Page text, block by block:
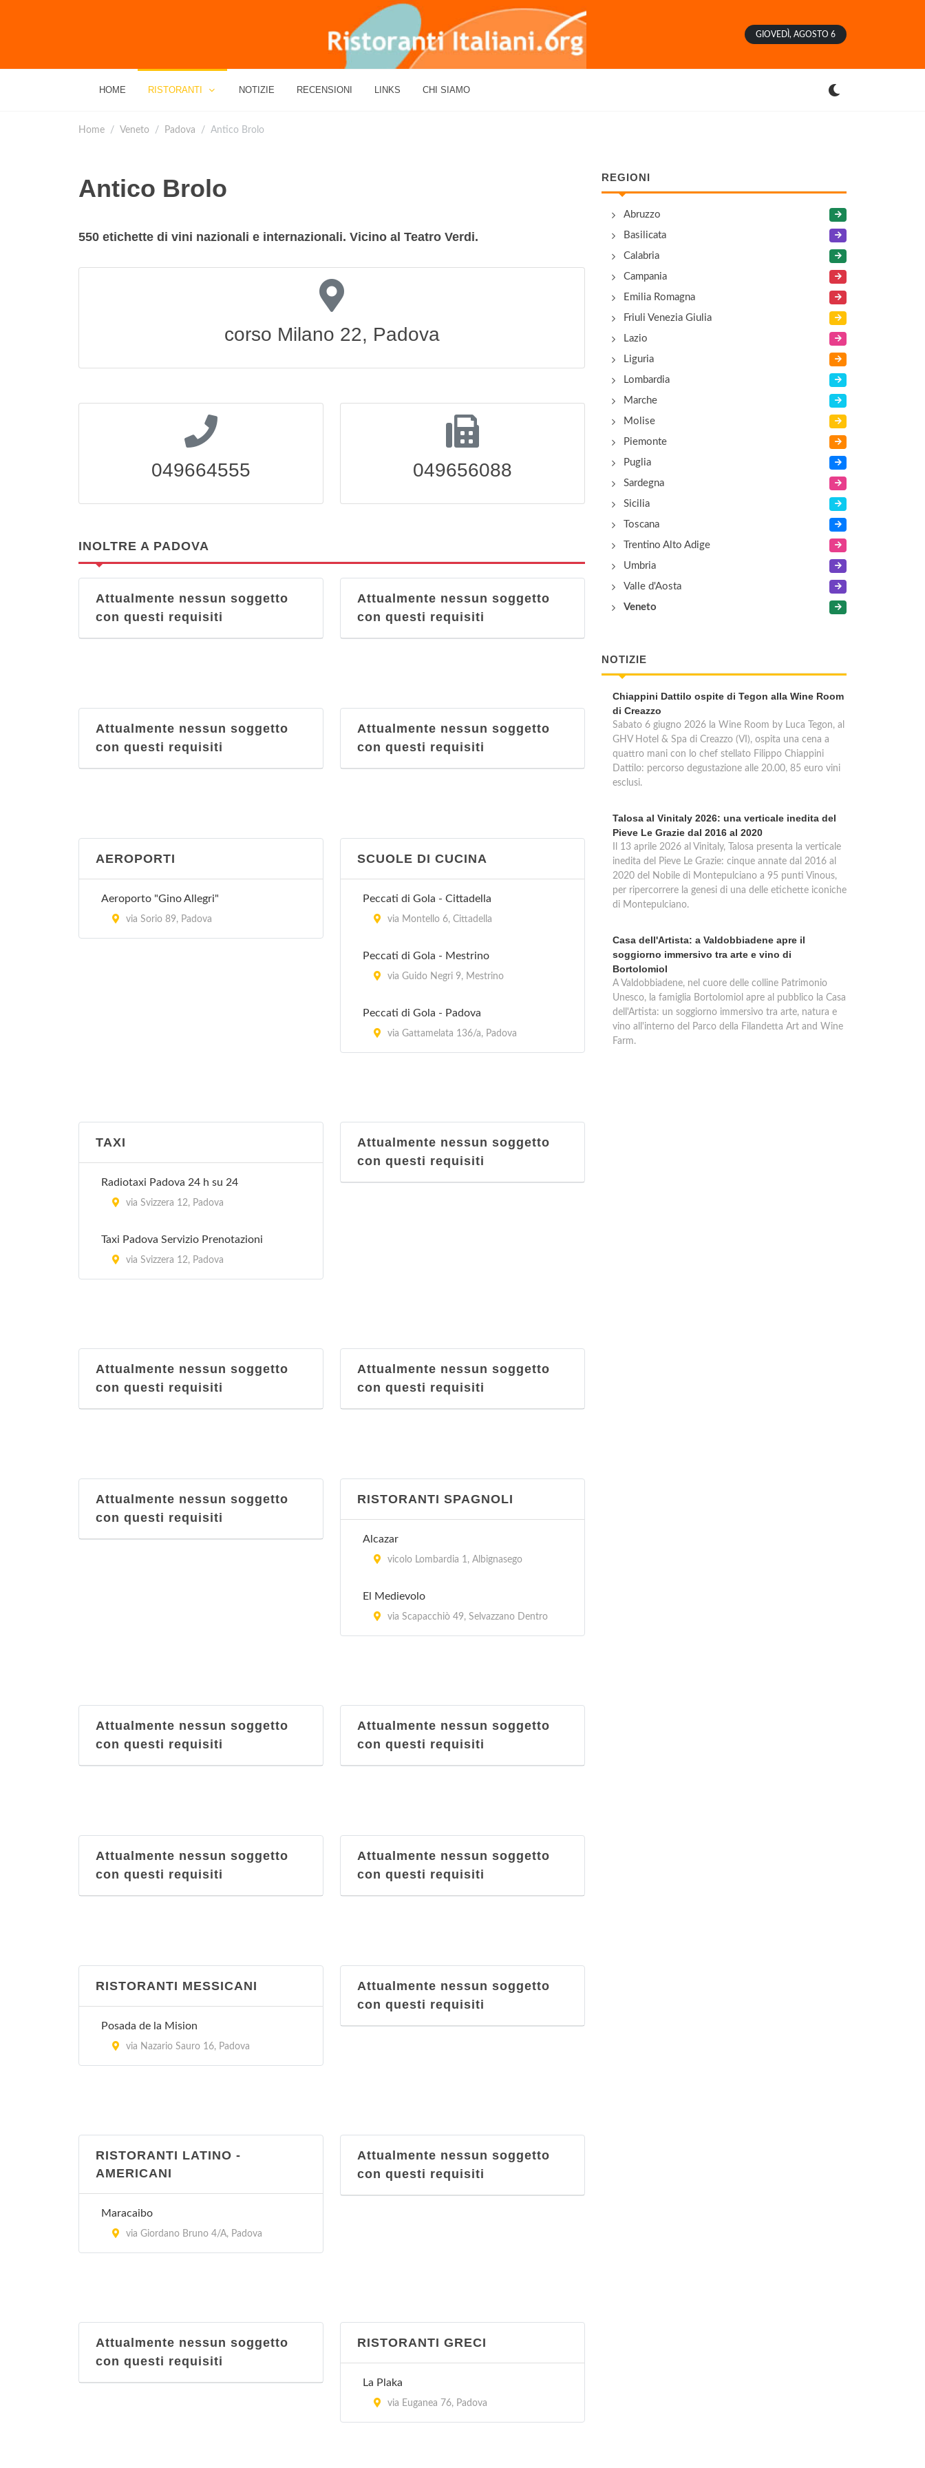
GIOVEDÌ, AGOSTO 6
HOME RISTORANTI NOTIZIE RECENSIONI LINKS CHI SIAMO
Home Veneto Padova Antico Brolo
Antico Brolo
550 etichette di vini nazionali e internazionali. Vicino al Teatro Verdi.
corso Milano 22, Padova
049664555 049656088
INOLTRE A PADOVA
Attualmente nessun soggetto
con questi requisiti
Attualmente nessun soggetto
con questi requisiti
Attualmente nessun soggetto
con questi requisiti
Attualmente nessun soggetto
con questi requisiti
AEROPORTI
Aeroporto "Gino Allegri"
via Sorio 89, Padova
SCUOLE DI CUCINA
Peccati di Gola - Cittadella
via Montello 6, Cittadella
Peccati di Gola - Mestrino
via Guido Negri 9, Mestrino
Peccati di Gola - Padova
via Gattamelata 136/a, Padova
TAXI
Radiotaxi Padova 24 h su 24
via Svizzera 12, Padova
Taxi Padova Servizio Prenotazioni
via Svizzera 12, Padova
Attualmente nessun soggetto
con questi requisiti
Attualmente nessun soggetto
con questi requisiti
Attualmente nessun soggetto
con questi requisiti
Attualmente nessun soggetto
con questi requisiti
RISTORANTI SPAGNOLI
Alcazar
vicolo Lombardia 1, Albignasego
El Medievolo
via Scapacchiò 49, Selvazzano Dentro
Attualmente nessun soggetto
con questi requisiti
Attualmente nessun soggetto
con questi requisiti
Attualmente nessun soggetto
con questi requisiti
Attualmente nessun soggetto
con questi requisiti
RISTORANTI MESSICANI
Posada de la Mision
via Nazario Sauro 16, Padova
Attualmente nessun soggetto
con questi requisiti
RISTORANTI LATINO -
AMERICANI
Maracaibo
via Giordano Bruno 4/A, Padova
Attualmente nessun soggetto
con questi requisiti
Attualmente nessun soggetto
con questi requisiti
RISTORANTI GRECI
La Plaka
via Euganea 76, Padova
REGIONI
Abruzzo
Basilicata
Calabria
Campania
Emilia Romagna
Friuli Venezia Giulia
Lazio
Liguria
Lombardia
Marche
Molise
Piemonte
Puglia
Sardegna
Sicilia
Toscana
Trentino Alto Adige
Umbria
Valle d'Aosta
Veneto
NOTIZIE
Chiappini Dattilo ospite di Tegon alla Wine Room
di Creazzo
Sabato 6 giugno 2026 la Wine Room by Luca Tegon, al
GHV Hotel & Spa di Creazzo (VI), ospita una cena a
quattro mani con lo chef stellato Filippo Chiappini
Dattilo: percorso degustazione alle 20.00, 85 euro vini
esclusi.
Talosa al Vinitaly 2026: una verticale inedita del
Pieve Le Grazie dal 2016 al 2020
Il 13 aprile 2026 al Vinitaly, Talosa presenta la verticale
inedita del Pieve Le Grazie: cinque annate dal 2016 al
2020 del Nobile di Montepulciano a 95 punti Vinous,
per ripercorrere la genesi di una delle etichette iconiche
di Montepulciano.
Casa dell'Artista: a Valdobbiadene apre il
soggiorno immersivo tra arte e vino di
Bortolomiol
A Valdobbiadene, nel cuore delle colline Patrimonio
Unesco, la famiglia Bortolomiol apre al pubblico la Casa
dell'Artista: un soggiorno immersivo tra arte, natura e
vino all'interno del Parco della Filandetta Art and Wine
Farm.